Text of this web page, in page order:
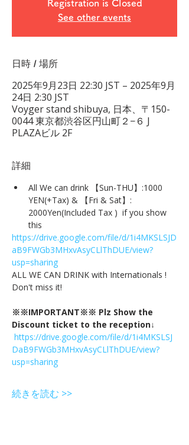
Registration is Closed
See other events
日時 / 場所
2025年9月23日 22:30 JST – 2025年9月
24日 2:30 JST
Voyger stand shibuya, 日本、〒150-
0044 東京都渋谷区円山町２−６ J
PLAZAビル 2F
詳細
All We can drink 【Sun-THU】:1000
YEN(+Tax) & 【Fri & Sat】:
2000Yen(Included Tax )  if you show
this
https://drive.google.com/file/d/1i4MKSLSJD
aB9FWGb3MHxvAsyCLlThDUE/view?
usp=sharing
ALL WE CAN DRINK with Internationals !
Don't miss it!
※※IMPORTANT※※ Plz Show the
Discount ticket to the reception↓
https://drive.google.com/file/d/1i4MKSLSJ
DaB9FWGb3MHxvAsyCLlThDUE/view?
usp=sharing
続きを読む >>